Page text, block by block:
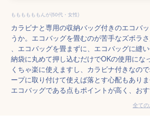
ももももももんが(50代・女性)
カラビナと専用の収納バッグ付きのエコバ
うか。エコバッグを畳むのが苦手なズボラ
、エコバッグを畳まずに、エコバッグに縫
納袋に丸めて押し込むだけでOKの使用にな
くちゃ楽に使えますし、カラビナ付きなの
ープに取り付けて使えば落とす心配もあり
エコバッグである点もポイントが高く、おす
全て